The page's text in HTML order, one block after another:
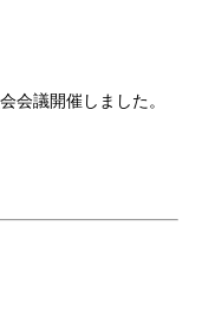
会議開催しました。